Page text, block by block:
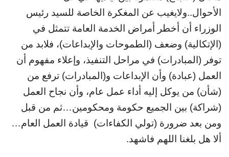
الأحوال..ولايغيب عن المغكرة الخاصة للسيد رئيس
الوزراء أن أخطر أمراض الخدمة العامة تتمثل في
(الإتكالية) وضعف (الطموحات والإبداعات)، فلابد من
توفر (المبادرات) في مراحل التنفيذ، وإعلاء مفهوم أن
العمل (عبادة) وأن الإبداعات و(المبادرات) ترفع من
(شأن) من يوكل إليه أداء عمل عام، وأن نجاح العمل
(شراكة) بين الجميع حكومة ومحكومين…ثم من قبل
ومن بعد ضرورة (تولي الكفاءات) قيادة العمل العام…
ألا هل بلغنا اللهم فاشهد.